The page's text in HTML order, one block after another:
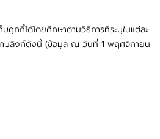
คุกกี้ได้โดยศึกษาตามวิธีการที่ระบุในแต่ละ
ตามลิงก์ดังนี้ (ข้อมูล ณ วันที่ 1 พฤศจิกายน